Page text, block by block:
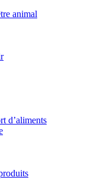
animal
d’aliments